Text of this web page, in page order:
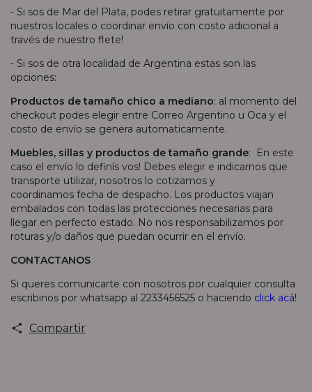
- Si sos de Mar del Plata, podes retirar gratuitamente por
nuestros locales o coordinar envío con costo adicional a
través de nuestro flete!
- Si sos de otra localidad de Argentina estas son las
opciones:
Productos de tamaño chico a mediano: al momento del
checkout podes elegir entre Correo Argentino u Oca y el
costo de envío se genera automaticamente.
Muebles, sillas y productos de tamaño grande: En este
caso el envío lo definís vos! Debes elegir e indicarnos que
transporte utilizar, nosotros lo cotizamos y
coordinamos fecha de despacho. Los productos viajan
embalados con todas las protecciones necesarias para
llegar en perfecto estado. No nos responsabilizamos por
roturas y/o daños que puedan ocurrir en el envío.
CONTACTANOS
Si queres comunicarte con nosotros por cualquier consulta
escribinos por whatsapp al 2233456525 o haciendo click acá!
Compartir